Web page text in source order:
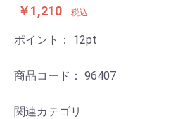
￥1,210 税込
ポイント： 12pt
商品コード： 96407
関連カテゴリ